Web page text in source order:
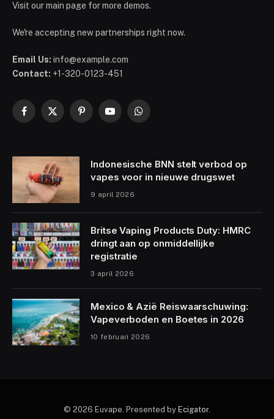
Visit our main page for more demos.
We're accepting new partnerships right now.
Email Us: info@example.com
Contact: +1-320-0123-451
Facebook
X
PinterestYouTubeWhatsApp
Indonesische BNN stelt verbod op
vapes voor in nieuwe drugswet
9 april 2026
Britse Vaping Products Duty: HMRC
dringt aan op onmiddellijke
registratie
3 april 2026
Mexico & Azië Reiswaarschuwing:
Vapeverboden en Boetes in 2026
10 februari 2026
© 2026 Euvape. Presented by Ecigator.